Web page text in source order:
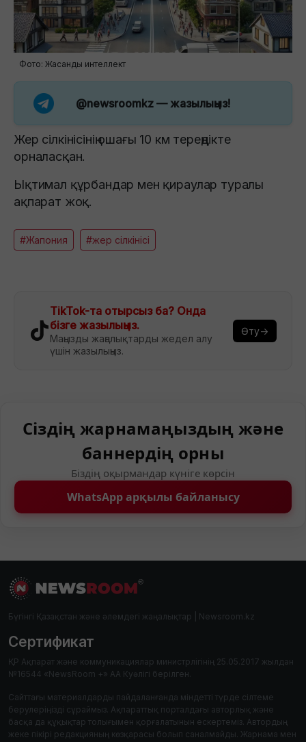
Фото: Жасанды интеллект
@newsroomkz — жазылыңыз!
Жер сілкінісінің ошағы 10 км тереңдікте
орналасқан.
Ықтимал құрбандар мен қираулар туралы
ақпарат жоқ.
#Жапония #жер сілкінісі
TikTok-та отырсыз ба? Онда
бізге жазылыңыз.
Маңызды жаңалықтарды жедел алу
үшін жазылыңыз.
Өту→
Сіздің жарнамаңыздың және
баннердің орны
Біздің оқырмандар күніге көрсін
WhatsApp арқылы байланысу
Бүгінгі Қазақстан және әлемдегі жаңалықтар | Newsroom.kz
Сертификат
ҚР Ақпарат және коммуникациялар министрлігінің 25.05.2017 жылдан
№16544 «NewsRoom +» АА Куәлігі берілген.
Сайттағы материалдарды пайдаланғанда міндетті түрде сілтеме
берулеріңізді сұраймыз. Ақпараттық порталдағы авторлық және
басқа да құқықтар толығымен қорғалатынын ескертеміз. Автордың
жеке пікірі редакцияның көзқарасы болып саналмайды. Жарнама мен